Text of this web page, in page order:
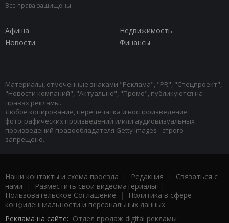
Все права защищены.
Афиша
Недвижимость
Новости
Финансы
Материалы, отмеченные знаками "Реклама", "PR", "Спецпроект",
"Новости компаний", "Актуально", "Промо", публикуются на
правах рекламы.
Любое копирование, перепечатка и воспроизведение
фотографических произведений и/или аудиовизуальных
произведений правообладателя Getty Images - строго
запрещено.
Наши контакты и схема проезда | Редакция | Связаться с
нами | Разместить свои видеоматериалы |
Пользовательское Соглашение |
Политика в сфере
конфиденциальности и персональных данных
Реклама на сайте: Отдел продаж digital рекламы